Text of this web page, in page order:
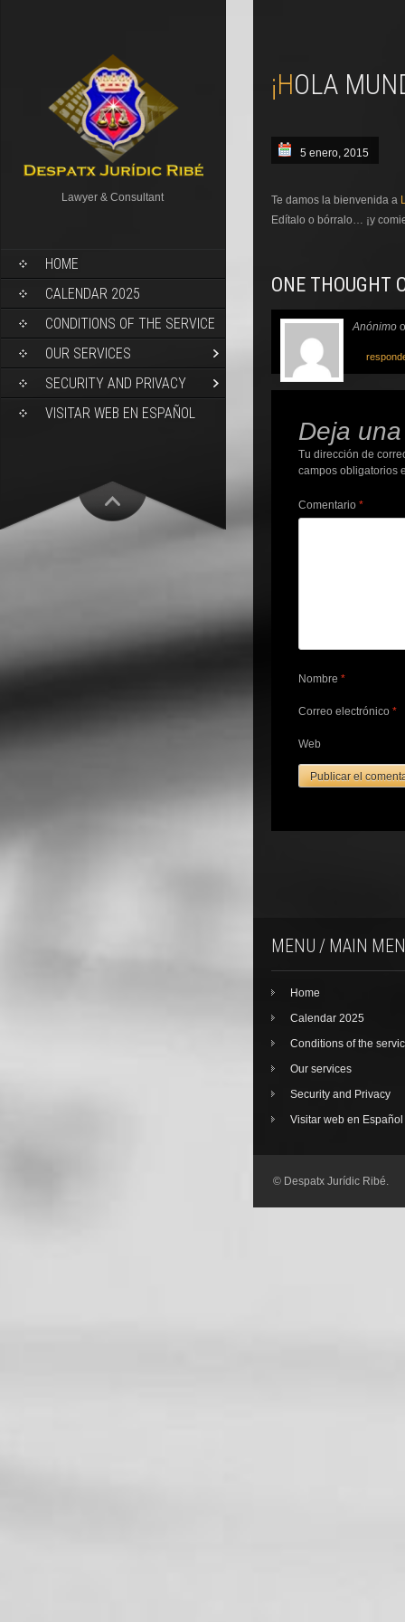
Lawyer & Consultant
HOME
CALENDAR 2025
CONDITIONS OF THE SERVICE
OUR SERVICES
SECURITY AND PRIVACY
VISITAR WEB EN ESPAÑOL
¡HOLA
5 enero, 2015
Te damos la bienvenida a
Edítalo o bórralo… ¡y
ONE THOUGHT
Anónimo
Deja
Tu dirección de
campos obligatorios
Comentario *
Nombre *
Correo electrónico *
Web
MENU / MAIN
Home
Calendar 2025
Conditions of the
Our services
Security and Privacy
Visitar web en Español
© Despatx Jurídic Ribé.